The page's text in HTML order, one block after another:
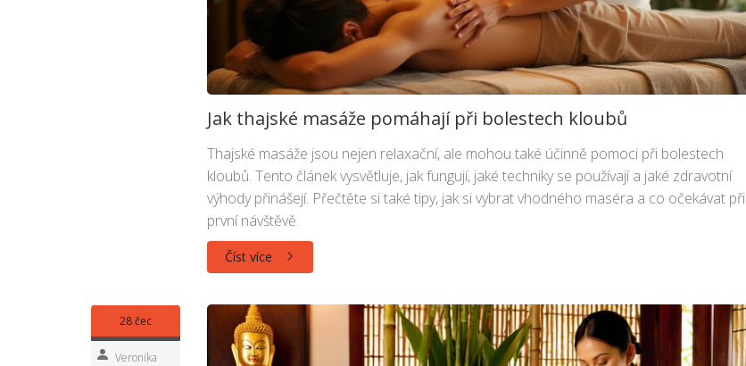
Jak thajské masáže pomáhají při bolestech kloubů
Thajské masáže jsou nejen relaxační, ale mohou také účinně pomoci při bolestech
kloubů. Tento článek vysvětluje, jak fungují, jaké techniky se používají a jaké zdravotní
výhody přinášejí. Přečtěte si také tipy, jak si vybrat vhodného maséra a co očekávat při
první návštěvě.
Číst více
28 čec
Veronika